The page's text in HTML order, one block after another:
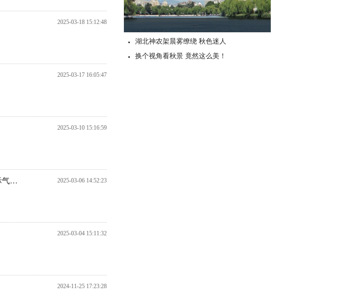
2025-03-18 15:12:48
2025-03-17 16:05:47
2025-03-10 15:16:59
2025-03-06 14:52:23
IPCC WGI和WGII联合主席 解读IPCC AR7大纲 解锁新一轮国际气候变化评估方向
2025-03-04 15:11:32
2024-11-25 17:23:28
湖北神农架晨雾缭绕 秋色迷人
换个视角看秋景 竟然这么美！